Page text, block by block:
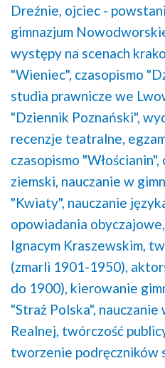
Dreźnie, ojciec -
gimnazjum
występy na scenach
"Wieniec", czasopismo
studia prawnicze we
"Dziennik Poznański",
recenzje teatralne,
czasopismo "Włościanin",
ziemski, nauczanie w
"Kwiaty", nauczanie
opowiadania obyczajowe,
Ignacym Kraszewskim,
(zmarli 1901-1950),
do 1900), kierowanie
"Straż Polska", nauczanie
Realnej, twórczość
tworzenie podręczników